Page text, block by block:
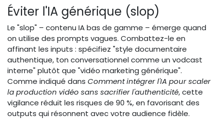
Éviter l'IA générique (slop)
Le "slop" – contenu IA bas de gamme – émerge quand
on utilise des prompts vagues. Combattez-le en
affinant les inputs : spécifiez "style documentaire
authentique, ton conversationnel comme un vodcast
interne" plutôt que "vidéo marketing générique".
Comme indiqué dans Comment intégrer l'IA pour scaler
la production vidéo sans sacrifier l'authenticité, cette
vigilance réduit les risques de 90 %, en favorisant des
outputs qui résonnent avec votre audience fidèle.